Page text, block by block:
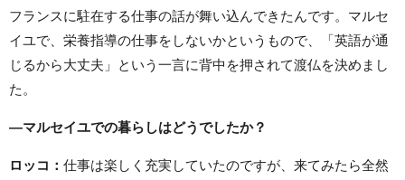
フランスに駐在する仕事の話が舞い込んできたんです。マルセ
イユで、栄養指導の仕事をしないかというもので、「英語が通
じるから大丈夫」という一言に背中を押されて渡仏を決めまし
た。
―マルセイユでの暮らしはどうでしたか？
ロッコ ： 仕事は楽しく充実していたのですが、来てみたら全然